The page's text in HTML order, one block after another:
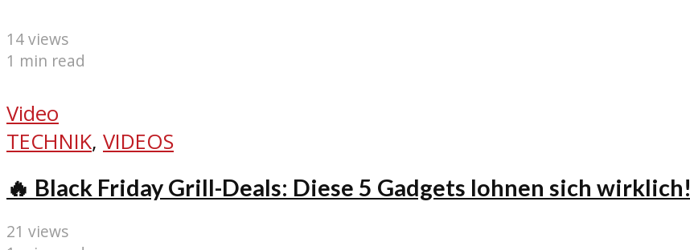
14 views
1 min read
Video
TECHNIK, VIDEOS
🔥 Black Friday Grill-Deals: Diese 5 Gadgets lohnen sich wirklich!
21 views